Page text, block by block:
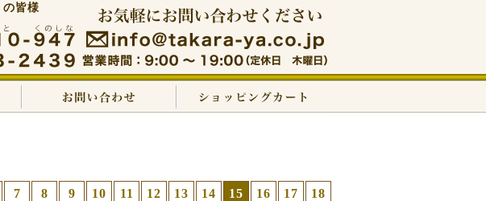
の皆様
7 8 9 10 11 12 13 14 15 16 17
18